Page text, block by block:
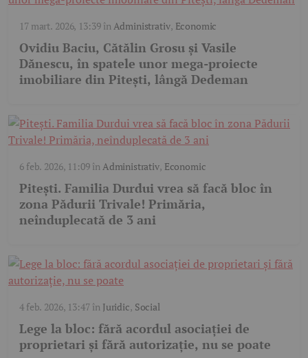
17 mart. 2026, 13:39în Administrativ, Economic
Ovidiu Baciu, Cătălin Grosu și Vasile
Dănescu, în spatele unor mega-proiecte
imobiliare din Pitești, lângă Dedeman
6 feb. 2026, 11:09în Administrativ, Economic
Pitești. Familia Durdui vrea să facă bloc în
zona Pădurii Trivale! Primăria,
neînduplecată de 3 ani
4 feb. 2026, 13:47în Juridic, Social
Lege la bloc: fără acordul asociației de
proprietari și fără autorizație, nu se poate